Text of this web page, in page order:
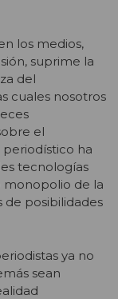
los medios,
suprime la
del
cuales nosotros
el
ha
tecnologías
monopolio de la
de posibilidades
ya no
sean